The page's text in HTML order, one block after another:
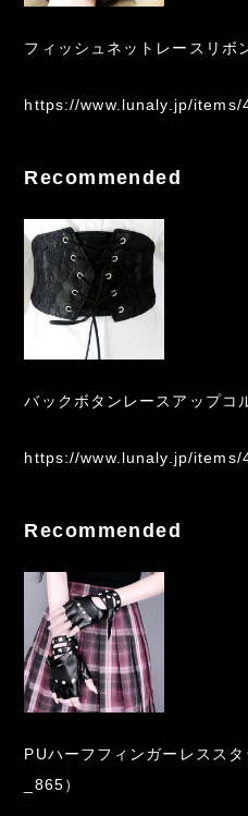
フィッシュネットレースリボ
https://www.lunaly.jp/items/
Recommended
バックボタンレースアップコ
https://www.lunaly.jp/items/
Recommended
PUハーフフィンガーレスス
_865）